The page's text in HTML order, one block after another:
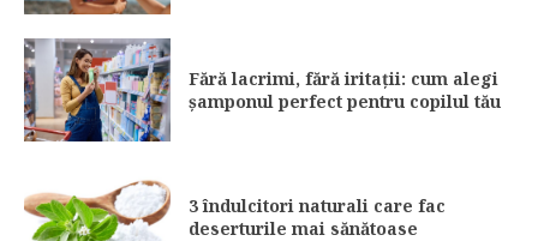
Fără lacrimi, fără iritații: cum alegi
șamponul perfect pentru copilul tău
3 îndulcitori naturali care fac
deserturile mai sănătoase